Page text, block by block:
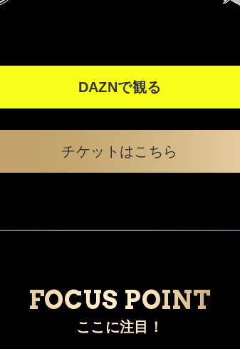
DAZNで観る
チケットはこちら
FOCUS POINT
ここに注目！